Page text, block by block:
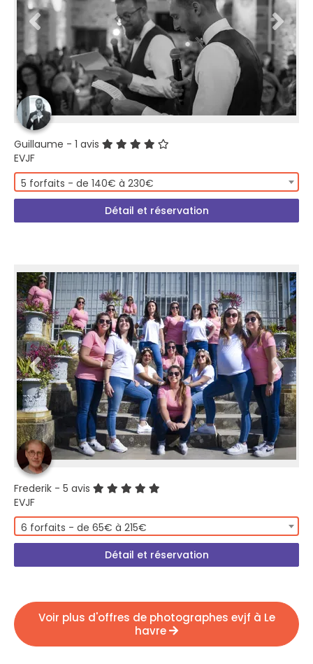
Guillaume - 1 avis
EVJF
5 forfaits - de 140€ à 230€
Détail et réservation
Frederik - 5 avis
EVJF
6 forfaits - de 65€ à 215€
Détail et réservation
Voir plus d'offres de photographes evjf à Le
havre